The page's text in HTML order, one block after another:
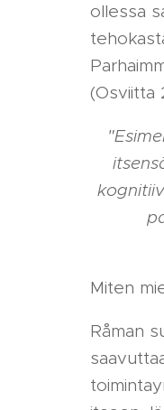
ollessa
(Osviitta
Miten
Råman